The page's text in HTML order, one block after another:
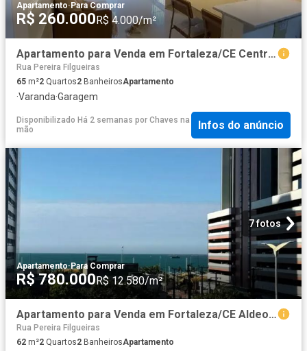
Apartamento· Para Comprar
R$ 260.000 R$ 4.000/m²
Apartamento para Venda em Fortaleza/CE Centro 2 Quartos
Rua Pereira Filgueiras
65 m²2 Quartos2 BanheirosApartamento
·Varanda·Garagem
Disponibilizado Há 2 semanas por Chaves na
mão
Infos do anúncio
7 fotos
Apartamento·Para Comprar
R$ 780.000R$ 12.580/m²
Apartamento para Venda em Fortaleza/CE Aldeota 2 Quartos
Rua Pereira Filgueiras
62 m²2 Quartos2 BanheirosApartamento